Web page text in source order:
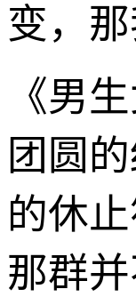
变，
《男
团圆
的休
那群